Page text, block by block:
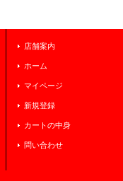
店舗案内
ホーム
マイページ
新規登録
カートの中身
問い合わせ